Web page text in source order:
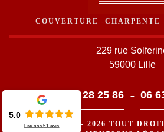
COUVERTURE -
229 rue
59000 Lille
03 59 28 25 86 - 06
©2016 - 2026 TOUT
5.0
Lire nos51 avis